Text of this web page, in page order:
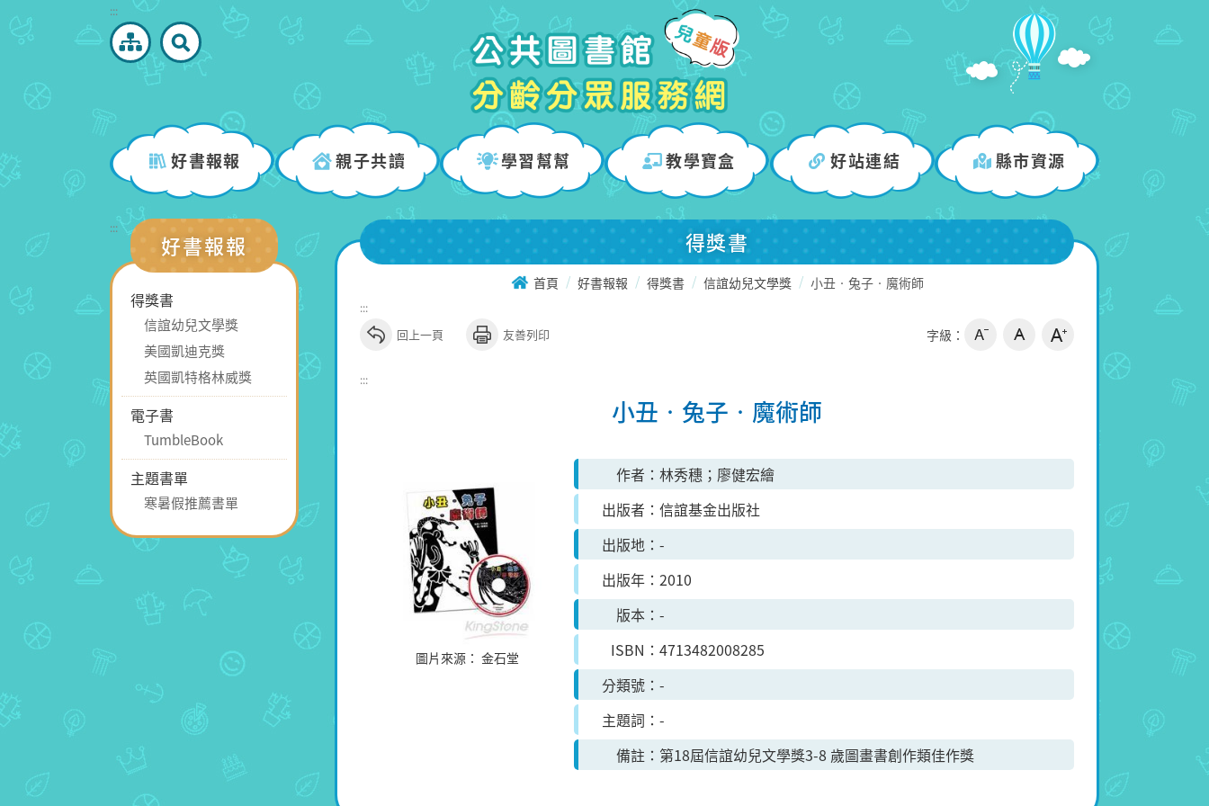
到
塊
:::
好書報報 親子共讀 學習幫幫 教學寶盒 好站連結 縣市資源
:::
好書報報
得獎書
信誼幼兒文學獎
美國凱迪克獎
英國凱特格林威獎
電子書
TumbleBook
主題書單
寒暑假推薦書單
得獎書
首頁 好書報報 得獎書 信誼幼兒文學獎 小丑‧兔子‧魔術師
:::
回上一頁 友善列印 字級：
:::
小丑‧兔子‧魔術師
圖片來源： 金石堂
作者
林秀穗；廖健宏繪
出版者
信誼基金出版社
出版地
-
出版年
2010
版本
-
ISBN
4713482008285
分類號
-
主題詞
-
備註
第18屆信誼幼兒文學獎3-8 歲圖畫書創作類佳作獎